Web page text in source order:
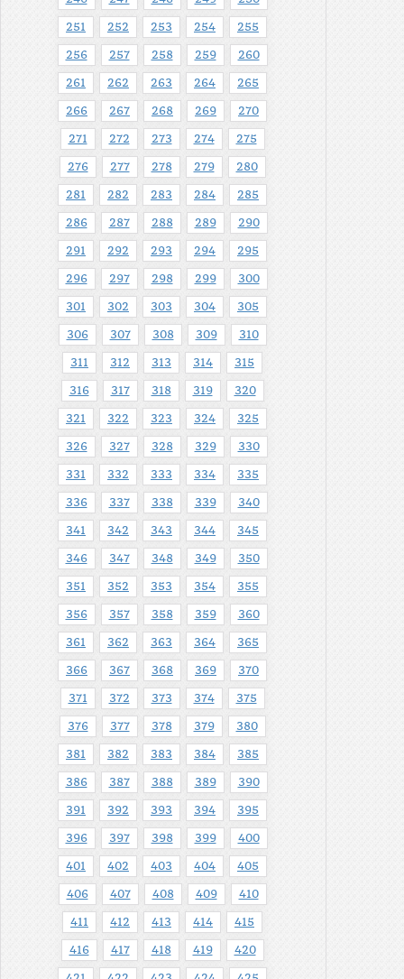
251 252 253 254 255
256 257 258 259 260
261 262 263 264 265
266 267 268 269 270
271 272 273 274 275
276 277 278 279 280
281 282 283 284 285
286 287 288 289 290
291 292 293 294 295
296 297 298 299 300
301 302 303 304 305
306 307 308 309 310
311 312 313 314 315
316 317 318 319 320
321 322 323 324 325
326 327 328 329 330
331 332 333 334 335
336 337 338 339 340
341 342 343 344 345
346 347 348 349 350
351 352 353 354 355
356 357 358 359 360
361 362 363 364 365
366 367 368 369 370
371 372 373 374 375
376 377 378 379 380
381 382 383 384 385
386 387 388 389 390
391 392 393 394 395
396 397 398 399 400
401 402 403 404 405
406 407 408 409 410
411 412 413 414 415
416 417 418 419 420